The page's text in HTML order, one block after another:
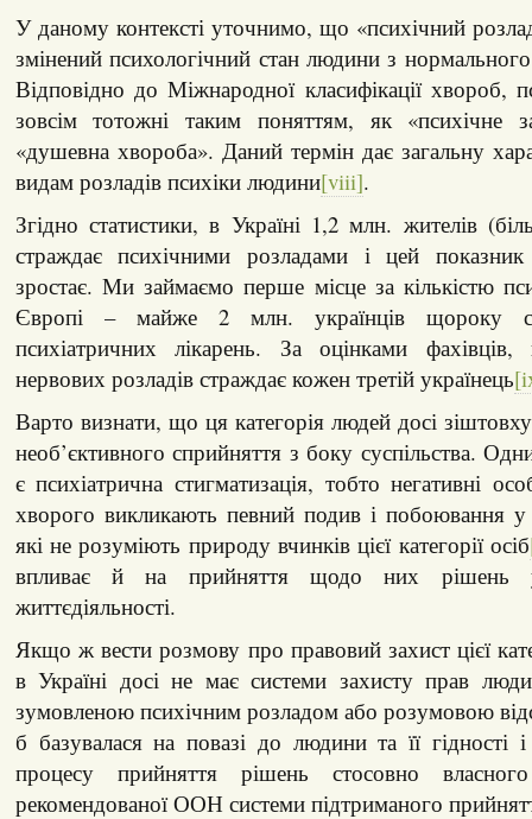
У даному контексті уточнимо, що «психічний
змінений психологічний стан людини з
Відповідно до Міжнародної класифікації хвороб,
зовсім тотожні таким поняттям, як «психічне
«душевна хвороба». Даний термін дає загальну
видам розладів психіки людини[viii].
Згідно статистики, в Україні 1,2 млн. жителів
страждає психічними розладами і цей
зростає. Ми займаємо перше місце за кількістю
Європі – майже 2 млн. українців щороку
психіатричних лікарень. За оцінками фахівців,
нервових розладів страждає кожен третій українець
Варто визнати, що ця категорія людей досі
необ’єктивного сприйняття з боку суспільства.
є психіатрична стигматизація, тобто негативні
хворого викликають певний подив і побоювання у
які не розуміють природу вчинків цієї категорії осіб
впливає й на прийняття щодо них рішень
життєдіяльності.
Якщо ж вести розмову про правовий захист цієї
в Україні досі не має системи захисту прав
зумовленою психічним розладом або розумовою
б базувалася на повазі до людини та її гідності
процесу прийняття рішень стосовно
рекомендованої ООН системи підтриманого